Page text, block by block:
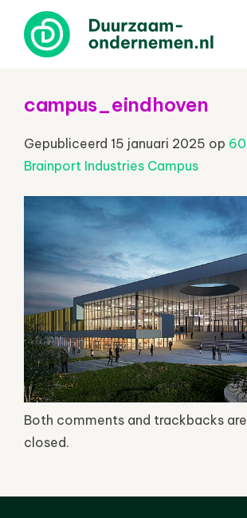
campus_eindhoven
Gepubliceerd 15 januari 2025 op
Brainport Industries Campus
Both comments and trackbacks
closed.